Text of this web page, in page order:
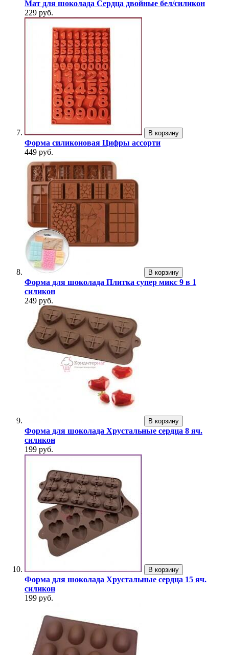
Мат для шоколада Сердца двойные бел/силикон
229 руб.
В корзину
Форма силиконовая Цифры ассорти
449 руб.
В корзину
Форма для шоколада Плитка супер микс 9 в 1
силикон
249 руб.
В корзину
Форма для шоколада Хрустальные сердца 8 яч.
силикон
199 руб.
В корзину
Форма для шоколада Хрустальные сердца 15 яч.
силикон
199 руб.